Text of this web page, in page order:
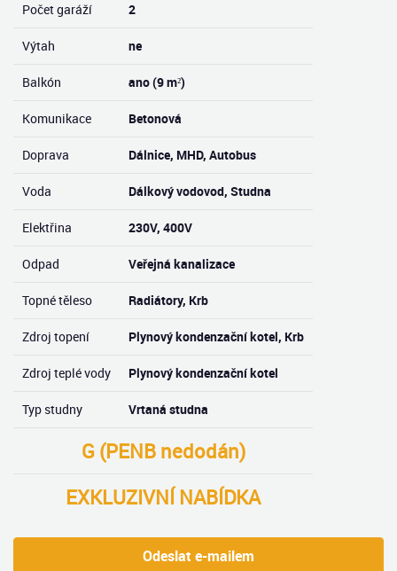
Počet garáží 2
Výtah ne
Balkón ano (9 m²)
Komunikace Betonová
Doprava Dálnice, MHD, Autobus
Voda Dálkový vodovod, Studna
Elektřina 230V, 400V
Odpad Veřejná kanalizace
Topné těleso Radiátory, Krb
Zdroj topení Plynový kondenzační kotel, Krb
Zdroj teplé vody Plynový kondenzační kotel
Typ studny Vrtaná studna
G (PENB nedodán)
EXKLUZIVNÍ NABÍDKA
Odeslat e-mailem